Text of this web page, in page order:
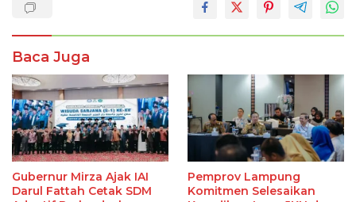
Baca Juga
Gubernur Mirza Ajak IAI
Darul Fattah Cetak SDM
Pemprov Lampung
Komitmen Selesaikan